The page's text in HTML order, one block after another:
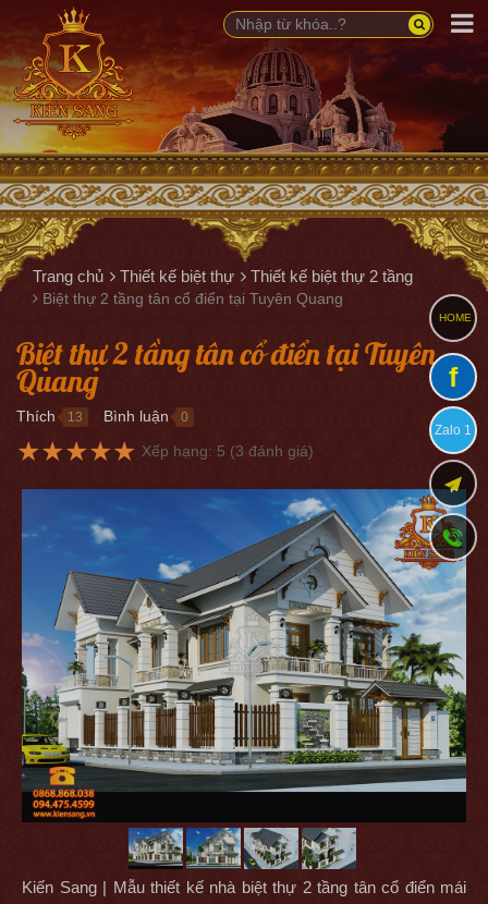
Trang chủ Thiết kế biệt thự Thiết kế biệt thự 2 tầng
Biệt thự 2 tầng tân cổ điển tại Tuyên Quang
Biệt thự 2 tầng tân cổ điển tại Tuyên
Quang
Thích 13 Bình luận 0
★★★★★ Xếp hạng: 5 (3 đánh giá)
Kiến Sang | Mẫu thiết kế nhà biệt thự 2 tầng tân cổ điển mái
HOME
f
Zalo 1